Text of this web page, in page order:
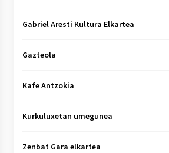
Gabriel Aresti Kultura Elkartea
Gazteola
Kafe Antzokia
Kurkuluxetan umegunea
Zenbat Gara elkartea